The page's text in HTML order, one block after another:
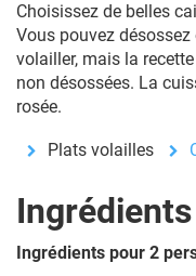
Choisissez de belles
Vous pouvez
volailler, mais la
non désossées. La
rosée.
Plats volailles
Ingrédients
Ingrédients pour 2